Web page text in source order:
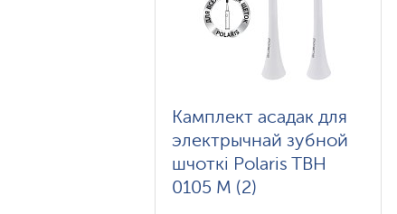
Камплект асадак для
электрычнай зубной
шчоткі Polaris TBH
0105 M (2)